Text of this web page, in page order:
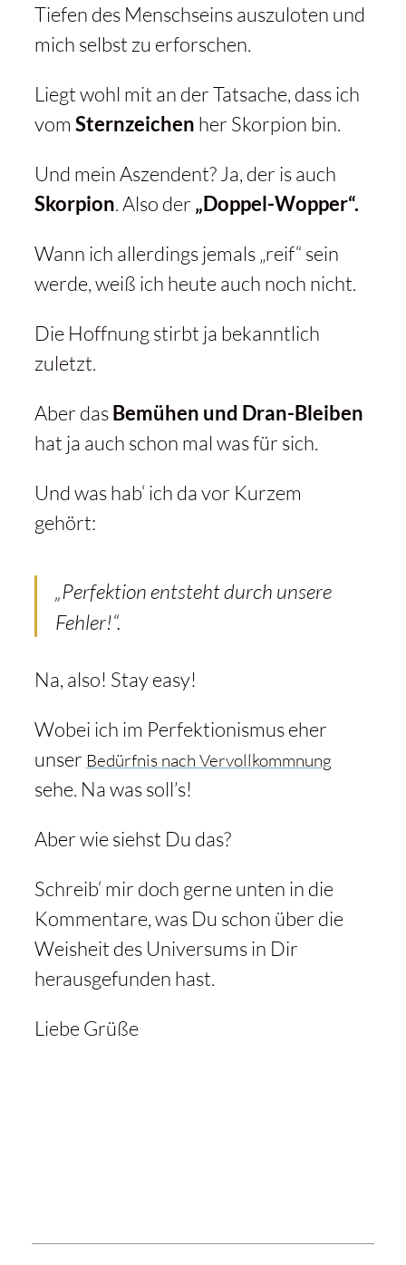
Tiefen des Menschseins auszuloten und
mich selbst zu erforschen.
Liegt wohl mit an der Tatsache, dass ich
vom Sternzeichen her Skorpion bin.
Und mein Aszendent? Ja, der is auch
Skorpion. Also der „Doppel-Wopper“.
Wann ich allerdings jemals „reif“ sein
werde, weiß ich heute auch noch nicht.
Die Hoffnung stirbt ja bekanntlich
zuletzt.
Aber dasBemühen und Dran-Bleiben
hat ja auch schon mal was für sich.
Und was hab‘ ich da vor Kurzem
gehört:
„Perfektion entsteht durch unsere
Fehler!“.
Na, also! Stay easy!
Wobei ich im Perfektionismus eher
unser Bedürfnis nach Vervollkommnung
sehe. Na was soll’s!
Aber wie siehst Du das?
Schreib‘ mir doch gerne unten in die
Kommentare, was Du schon über die
Weisheit des Universums in Dir
herausgefunden hast.
Liebe Grüße